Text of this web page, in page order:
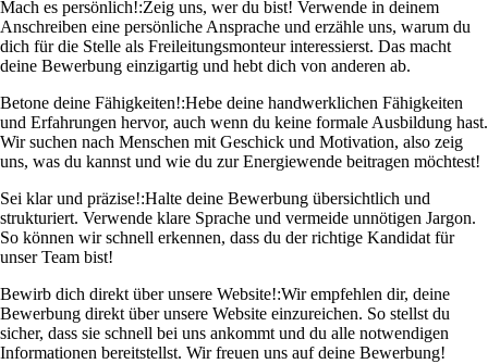
Mach es persönlich!:Zeig uns, wer du bist! Verwende in deinem
Anschreiben eine persönliche Ansprache und erzähle uns, warum du
dich für die Stelle als Freileitungsmonteur interessierst. Das macht
deine Bewerbung einzigartig und hebt dich von anderen ab.
Betone deine Fähigkeiten!:Hebe deine handwerklichen Fähigkeiten
und Erfahrungen hervor, auch wenn du keine formale Ausbildung hast.
Wir suchen nach Menschen mit Geschick und Motivation, also zeig
uns, was du kannst und wie du zur Energiewende beitragen möchtest!
Sei klar und präzise!:Halte deine Bewerbung übersichtlich und
strukturiert. Verwende klare Sprache und vermeide unnötigen Jargon.
So können wir schnell erkennen, dass du der richtige Kandidat für
unser Team bist!
Bewirb dich direkt über unsere Website!:Wir empfehlen dir, deine
Bewerbung direkt über unsere Website einzureichen. So stellst du
sicher, dass sie schnell bei uns ankommt und du alle notwendigen
Informationen bereitstellst. Wir freuen uns auf deine Bewerbung!